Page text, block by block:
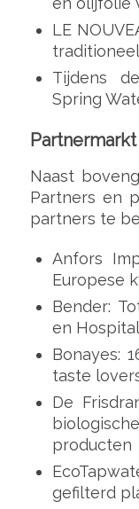
LE
Tijdens
Spring
Partnermarkt
Naast
Partners en
partners te
Anfors
Europese
Bender:
en
Bonayes:
taste
De
producten
gefilterd